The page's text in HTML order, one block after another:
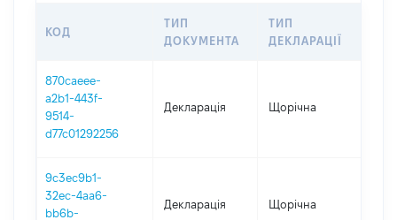
КОД
ТИП
ДОКУМЕНТА
ТИП
ДЕКЛАРАЦІЇ
870caeee-
a2b1-443f-
9514-
d77c01292256
Декларація Щорічна
9c3ec9b1-
32ec-4aa6-
bb6b-
Декларація Щорічна